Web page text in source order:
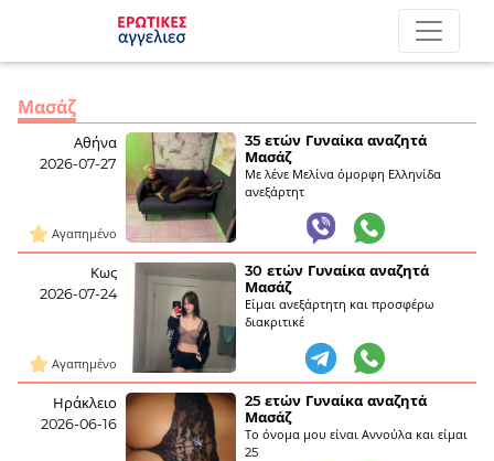
Μασάζ
Αθήνα
2026-07-27
Αγαπημένο
35 ετών Γυναίκα αναζητά
Μασάζ
Με λένε Μελίνα όμορφη Ελληνίδα
ανεξάρτητ
Κως
2026-07-24
Αγαπημένο
30 ετών Γυναίκα αναζητά
Μασάζ
Είμαι ανεξάρτητη και προσφέρω
διακριτικέ
Ηράκλειο
2026-06-16
25 ετών Γυναίκα αναζητά
Μασάζ
Το όνομα μου είναι Αννούλα και είμαι
25